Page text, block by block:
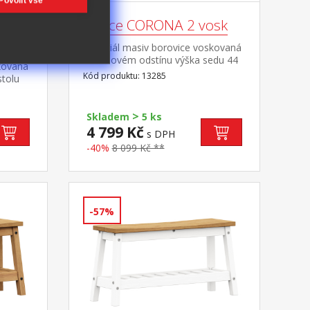
Lavice CORONA 2 vosk
materiál masiv borovice voskovaná
v medovém odstínu výška sedu 44
cm součást sestavy Corona 2
Kód produktu: 13285
Skladem > 5 ks
4 799 Kč s DPH
-40% 8 099 Kč **
-57%